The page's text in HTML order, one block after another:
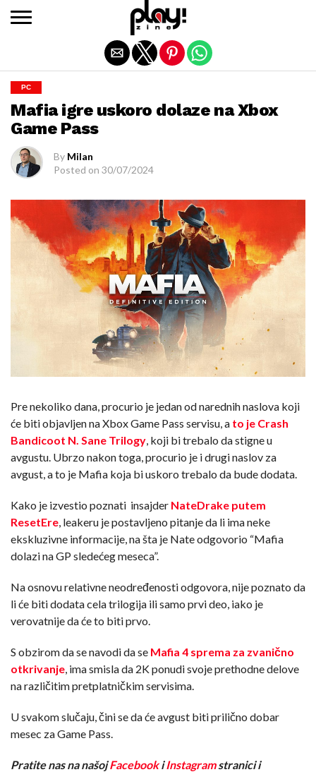
PC
Mafia igre uskoro dolaze na Xbox
Game Pass
By Milan
Posted on 30/07/2024
Pre nekoliko dana, procurio je jedan od narednih naslova koji
će biti objavljen na Xbox Game Pass servisu, a to je Crash
Bandicoot N. Sane Trilogy , koji bi trebalo da stigne u
avgustu. Ubrzo nakon toga, procurio je i drugi naslov za
avgust, a to je Mafia koja bi uskoro trebalo da bude dodata.
Kako je izvestio poznati insajder NateDrake putem
ResetEre , leakeru je postavljeno pitanje da li ima neke
ekskluzivne informacije, na šta je Nate odgovorio “Mafia
dolazi na GP sledećeg meseca”.
Na osnovu relativne neodređenosti odgovora, nije poznato da
li će biti dodata cela trilogija ili samo prvi deo, iako je
verovatnije da će to biti prvo.
S obzirom da se navodi da se Mafia 4 sprema za zvanično
otkrivanje , ima smisla da 2K ponudi svoje prethodne delove
na različitim pretplatničkim servisima.
U svakom slučaju, čini se da će avgust biti prilično dobar
mesec za Game Pass.
Pratite nas na našojFacebookiInstagramstranici i
Exit mobile version